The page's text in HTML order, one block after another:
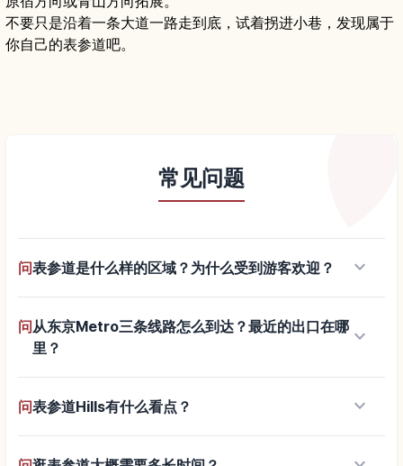
不要只是沿着一条大道一路走到底，试着拐进小巷，发现属于
你自己的表参道吧。
常见问题
问表参道是什么样的区域？为什么受到游客欢迎？ keyboard_arrow_down
问从东京Metro三条线路怎么到达？最近的出口在哪
里？
keyboard_arrow_down
问表参道Hills有什么看点？ keyboard_arrow_down